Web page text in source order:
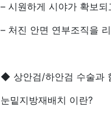
– 시원하게 시야가 확보
– 처진 안면 연부조직을
◆ 상안검/하안검 수술과
눈밑지방재배치 이란?